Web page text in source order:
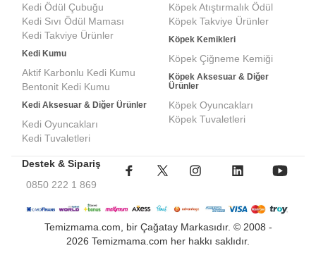
Kedi Ödül Çubuğu
Kedi Sıvı Ödül Maması
Kedi Takviye Ürünler
Kedi Kumu
Aktif Karbonlu Kedi Kumu
Bentonit Kedi Kumu
Kedi Aksesuar & Diğer Ürünler
Kedi Oyuncakları
Kedi Tuvaletleri
Köpek Atıştırmalık Ödül
Köpek Takviye Ürünler
Köpek Kemikleri
Köpek Çiğneme Kemiği
Köpek Aksesuar & Diğer
Ürünler
Köpek Oyuncakları
Köpek Tuvaletleri
Destek & Sipariş
0850 222 1 869
Temizmama.com, bir Çağatay Markasıdır. © 2008 -
2026 Temizmama.com her hakkı saklıdır.